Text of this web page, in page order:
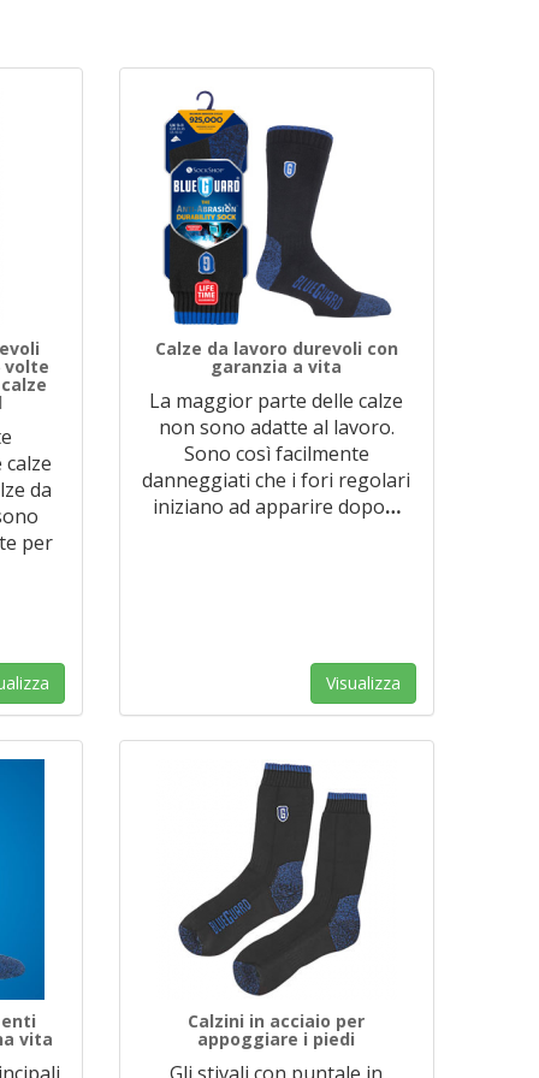
volte
da
per
Calze da lavoro durevoli con
garanzia a vita
La maggior parte delle calze
non sono adatte al lavoro.
Sono così facilmente
danneggiati che i fori regolari
iniziano ad apparire dopo…
Visualizza
vita
Calzini in acciaio per
appoggiare i piedi